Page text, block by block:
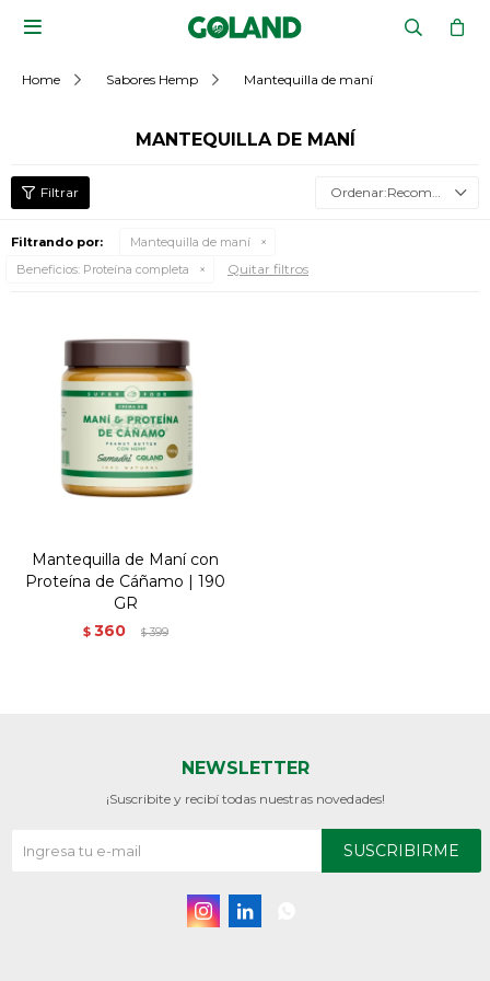

Home Sabores Hemp Mantequilla de maní
MANTEQUILLA DE MANÍ
Recomendados
Filtrando por:
Mantequilla de maní
Beneficios: Proteína completa Quitar filtros
Mantequilla de Maní con
Proteína de Cáñamo | 190
GR
$ 360 $399
NEWSLETTER
¡Suscribite y recibí todas nuestras novedades!
SUSCRIBIRME
 